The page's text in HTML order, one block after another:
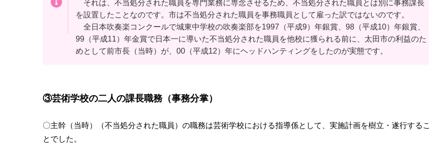
それは、不当処分された職員を専門業務に専念させるため、不当処分された職員とは別に事務課長
を設置したことなのです。市は不当処分された職員を事務職員として雇った訳ではないのです。
全日本吹奏楽コンクールで城東中学校の吹奏楽部を1997（平成9）年銀賞、98（平成10）年銀賞、
99（平成11）年金賞で日本一に導いた不当処分された職員を他校に獲られる前に、太田市の利益のた
めとして前市長（当時）が、00（平成12）年にヘッドハンティングをしたのが実態です。
③芸術学校の二人の課長職務（事務分掌）
〇主幹（当時）（不当処分された職員）の職務は芸術学校における指導係として、実施計画を樹立・遂行するこ
とでした。